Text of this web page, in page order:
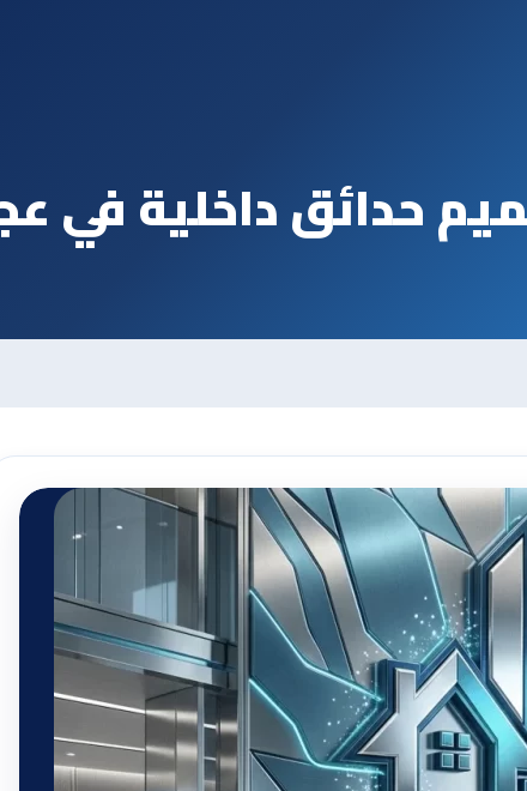
حدائق داخلية في